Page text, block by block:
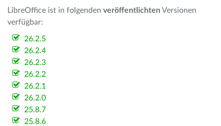
LibreOffice ist in folgenden veröffentlichten Versionen
verfügbar:
26.2.5
26.2.4
26.2.3
26.2.2
26.2.1
26.2.0
25.8.7
25.8.6